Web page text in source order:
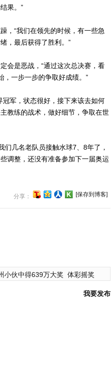
果。”
“我们在领先的时候，有一些急
，最后获得了胜利。”
是恶战，“通过这次总决赛，看
，一步一步的争取好成绩。”
军，状态很好，接下来该去如何
教练的战术，做好细节，争取在世
几名老队员接触水球7、8年了，
调整，还没有准备参加下一届奥运
分享： [保存到博客]
小伙中得639万大奖 体彩摇奖
我要发布